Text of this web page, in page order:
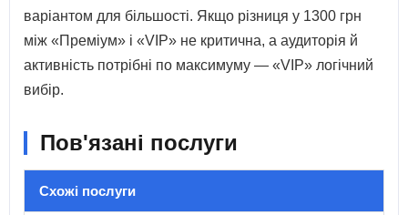
варіантом для більшості. Якщо різниця у 1300 грн
між «Преміум» і «VIP» не критична, а аудиторія й
активність потрібні по максимуму — «VIP» логічний
вибір.
Пов'язані послуги
Схожі послуги